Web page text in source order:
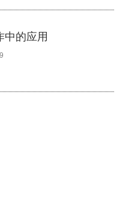
中的应用